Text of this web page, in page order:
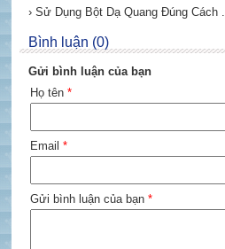
› Sử Dụng Bột Dạ Quang Đúng Cách .
Bình luận (0)
Gửi bình luận của bạn
Họ tên *
Email *
Gửi bình luận của bạn *